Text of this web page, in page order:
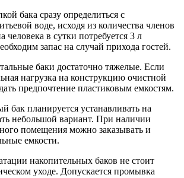
бака сразу определиться с
воде, исходя из количества членов
человека в сутки потребуется 3 л
запас на случай прихода гостей.
баки достаточно тяжелые. Если
нагрузка на конструкцию очистной
предпочтение пластиковым емкостям.
бак планируется устанавливать на
небольшой вариант. При наличии
помещения можно заказывать и
емкости.
накопительных баков не стоит
уходе. Допускается промывка